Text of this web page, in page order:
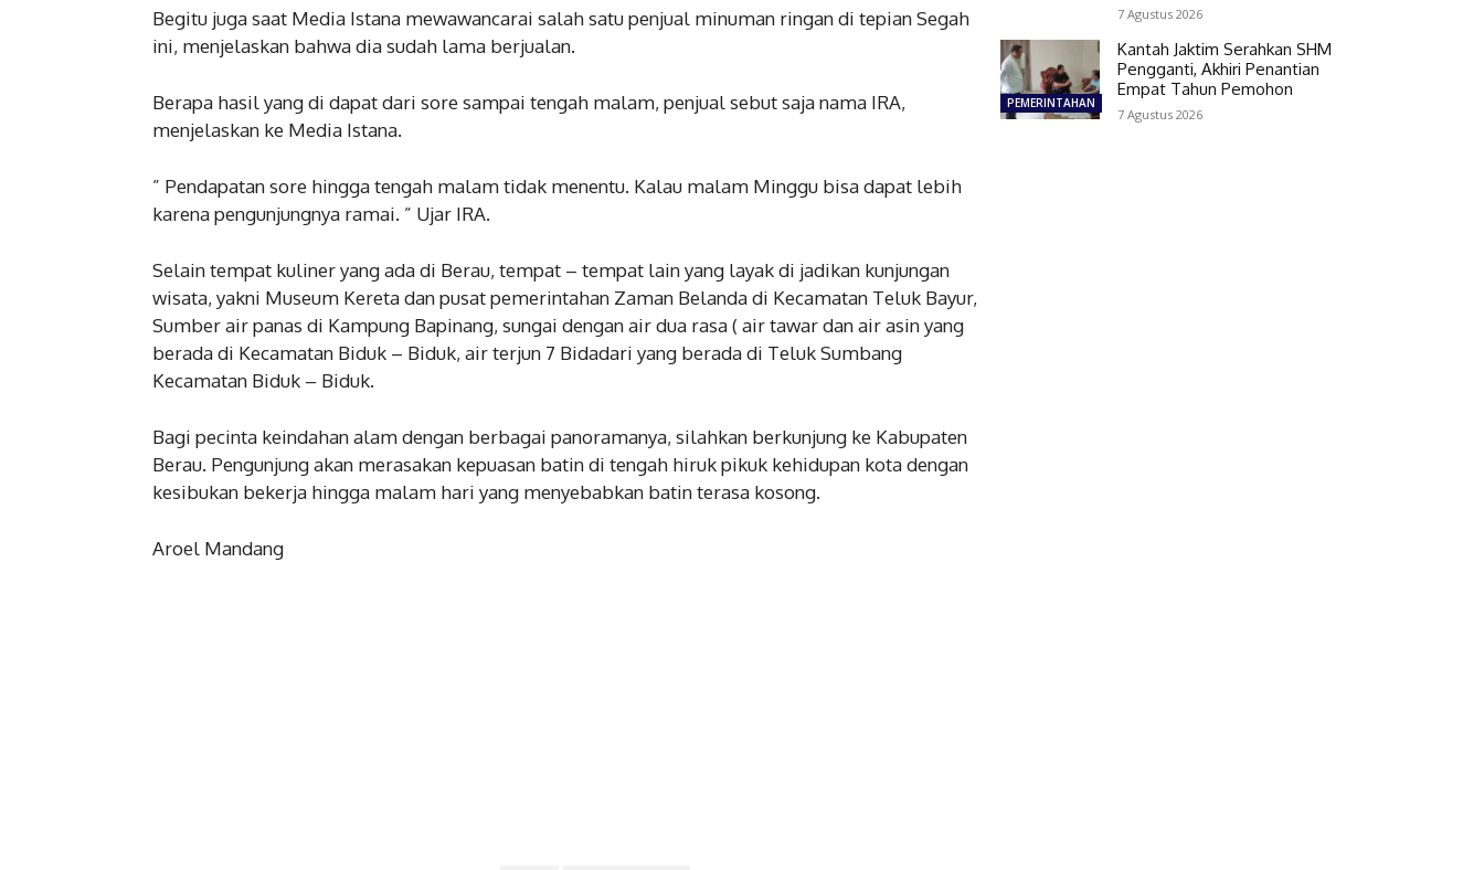
Begitu juga saat Media Istana mewawancarai salah satu penjual minuman ringan di tepian Segah
ini, menjelaskan bahwa dia sudah lama berjualan.
Berapa hasil yang di dapat dari sore sampai tengah malam, penjual sebut saja nama IRA,
menjelaskan ke Media Istana.
” Pendapatan sore hingga tengah malam tidak menentu. Kalau malam Minggu bisa dapat lebih
karena pengunjungnya ramai. ” Ujar IRA.
Selain tempat kuliner yang ada di Berau, tempat – tempat lain yang layak di jadikan kunjungan
wisata, yakni Museum Kereta dan pusat pemerintahan Zaman Belanda di Kecamatan Teluk Bayur,
Sumber air panas di Kampung Bapinang, sungai dengan air dua rasa ( air tawar dan air asin yang
berada di Kecamatan Biduk – Biduk, air terjun 7 Bidadari yang berada di Teluk Sumbang
Kecamatan Biduk – Biduk.
Bagi pecinta keindahan alam dengan berbagai panoramanya, silahkan berkunjung ke Kabupaten
Berau. Pengunjung akan merasakan kepuasan batin di tengah hiruk pikuk kehidupan kota dengan
kesibukan bekerja hingga malam hari yang menyebabkan batin terasa kosong.
Aroel Mandang
7 Agustus 2026
PEMERINTAHAN
Kantah Jaktim Serahkan SHM
Pengganti, Akhiri Penantian
Empat Tahun Pemohon
7 Agustus 2026